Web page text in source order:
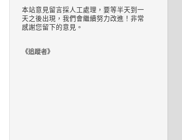
本站意見留言採人工處理，要等半天到一
天之後出現，我們會繼續努力改進！非常
感謝您留下的意見。
《追蹤者》